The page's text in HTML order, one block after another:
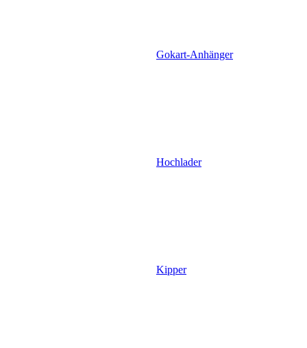
Gokart-Anhänger
Hochlader
Kipper